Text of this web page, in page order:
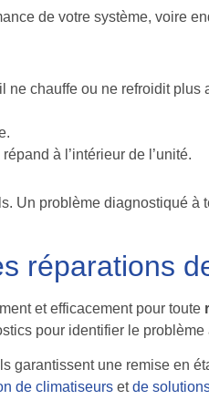
de votre système, voire
ne chauffe ou ne refroidit plus
à l’intérieur de l’unité.
Un problème diagnostiqué à
réparations
et efficacement pour toute
pour identifier le problème
garantissent une remise en
de climatiseurs etde